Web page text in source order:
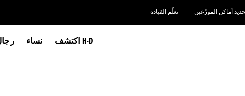
تعلّم القيادة أماكن الموزّعين
نساء اكتشف H-D